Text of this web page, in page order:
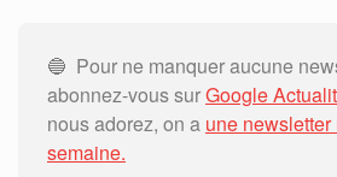
🔵 Pour ne manquer aucune
abonnez-vous surGoogle
nous adorez, on a une
semaine.